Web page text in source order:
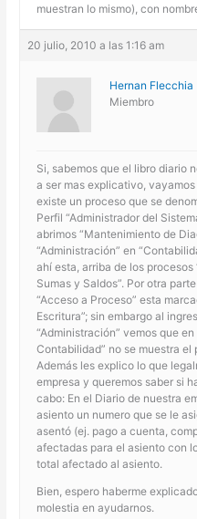
muestran lo mismo), con
20 julio, 2010 a las 1:16 am
Hernan Flecchia
Miembro
Si, sabemos que el libro diario
a ser mas explicativo,
existe un proceso que se
Perfil “Administrador del
abrimos “Mantenimiento de
“Administración” en
ahí esta, arriba de los
Sumas y Saldos”. Por otra
“Acceso a Proceso” esta
Escritura”; sin embargo al
“Administración” vemos que
Contabilidad” no se muestra el
Además les explico lo que
empresa y queremos saber si
cabo: En el Diario de nuestra
asiento un numero que se le
asentó (ej. pago a cuenta,
afectadas para el asiento con
total afectado al asiento.
Bien, espero haberme
molestia en ayudarnos.